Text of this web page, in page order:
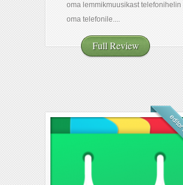
oma lemmikmuusikast telefonihelin
oma telefonile....
Full Review